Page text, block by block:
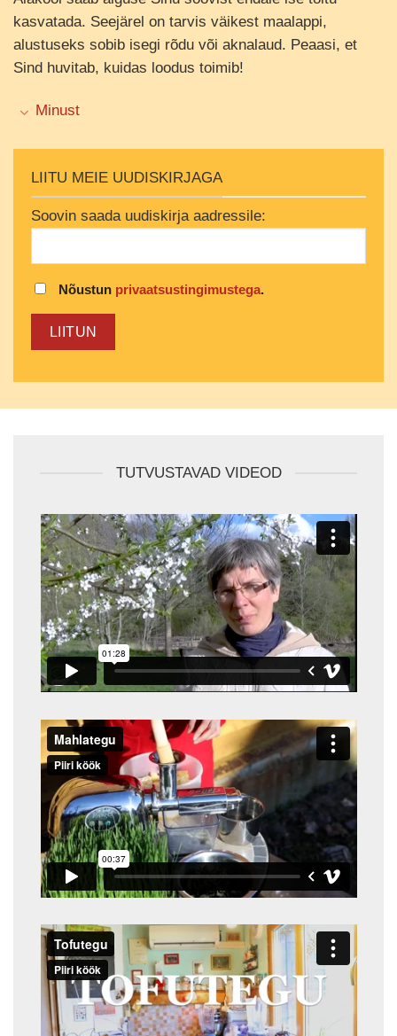
kasvatada. Seejärel on tarvis väikest maalappi,
alustuseks sobib isegi rõdu või aknalaud. Peaasi, et
Sind huvitab, kuidas loodus toimib!
Minust
LIITU MEIE UUDISKIRJAGA
Soovin saada uudiskirja aadressile:
Nõustun privaatsustingimustega.
TUTVUSTAVAD VIDEOD